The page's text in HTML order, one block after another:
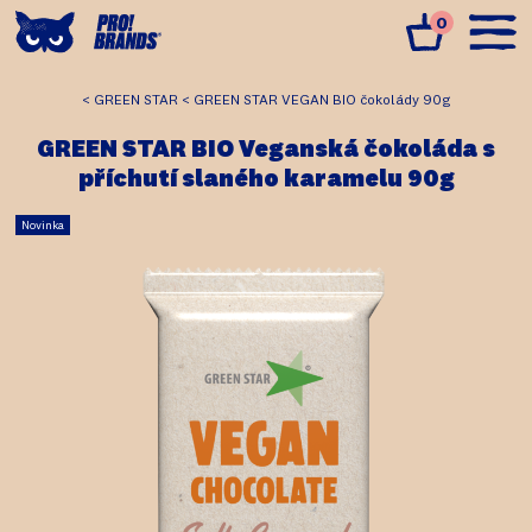
0
GREEN STAR GREEN STAR VEGAN BIO čokolády 90g
GREEN STAR BIO Veganská čokoláda s
příchutí slaného karamelu 90g
Novinka